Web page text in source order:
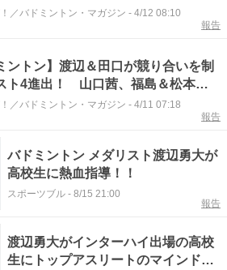
権2026＞
／バドミントン・マガジン - 4/12 08:10
報告
ントン】渡辺＆田口が競り合いを制
ト4進出！ 山口茜、福島＆松本も
を突破！＜アジア選手権2026＞
／バドミントン・マガジン - 4/11 07:18
報告
バドミントン メダリスト渡辺勇大が
高校生に熱血指導！！
スポーツブル - 8/15 21:00
報告
渡辺勇大がインターハイ出場の高校
生にトップアスリートのマインドセ